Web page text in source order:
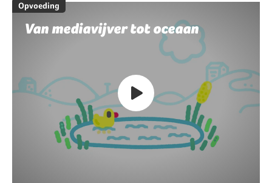
Opvoeding
Van mediavijver tot oceaan